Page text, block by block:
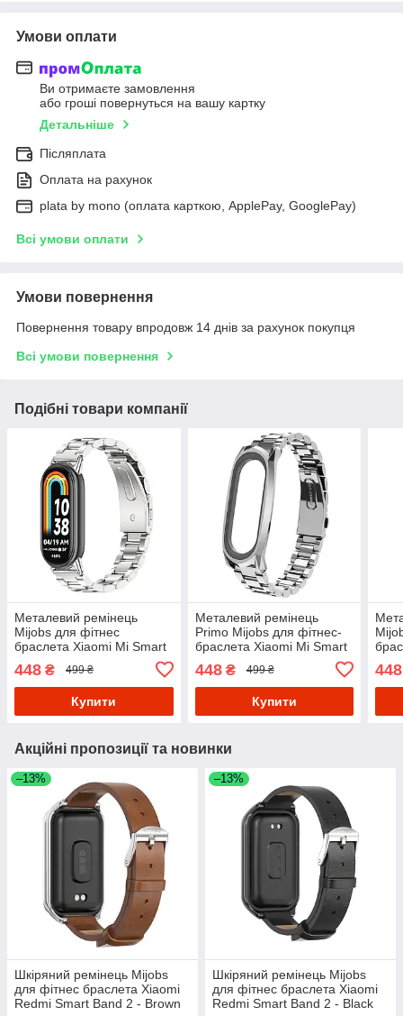
Умови оплати
Ви отримаєте замовлення
або гроші повернуться на вашу картку
Детальніше
Післяплата
Оплата на рахунок
plata by mono (оплата карткою, ApplePay, GooglePay)
Всі умови оплати
Умови повернення
Повернення товару впродовж 14 днів за рахунок покупця
Всі умови повернення
Подібні товари компанії
Металевий ремінець
Mijobs для фітнес
браслета Xiaomi Mi Smart
448 ₴ 499 ₴
Купити
Металевий ремінець
Primo Mijobs для фітнес-
браслета Xiaomi Mi Smart
448₴ 499 ₴
Купити
448
Акційні пропозиції та новинки
–13%
Шкіряний ремінець Mijobs
для фітнес браслета Xiaomi
Redmi Smart Band 2 - Brown
–13%
Шкіряний ремінець Mijobs
для фітнес браслета Xiaomi
Redmi Smart Band 2 - Black